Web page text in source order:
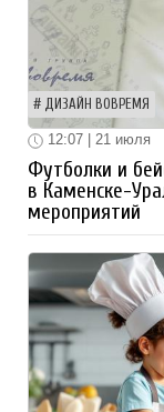
ДИЗАЙН ВОВРЕМЯ
12:07 | 21 июля
Футболки и
в Каменске-
мероприятий